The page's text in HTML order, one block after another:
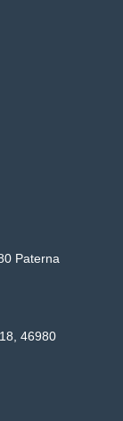
Paterna
46980